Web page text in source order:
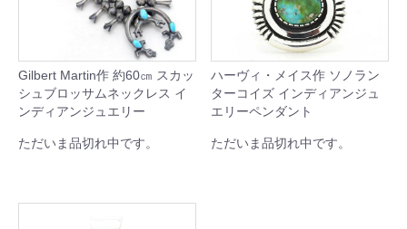
Gilbert Martin作 約60㎝ スカッ
シュブロッサムネックレス イ
ンディアンジュエリー
ただいま品切れ中です。
ハーヴィ・メイス作 ソノラン
ターコイズ インディアンジュ
エリーペンダント
ただいま品切れ中です。